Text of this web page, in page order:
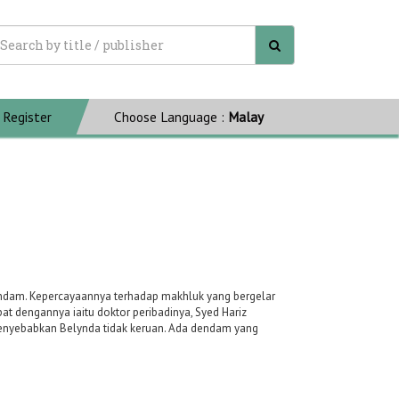
Choose Language : Malay
Kepercayaannya terhadap makhluk yang bergelar
dengannya iaitu doktor peribadinya, Syed Hariz
Belynda tidak keruan. Ada dendam yang